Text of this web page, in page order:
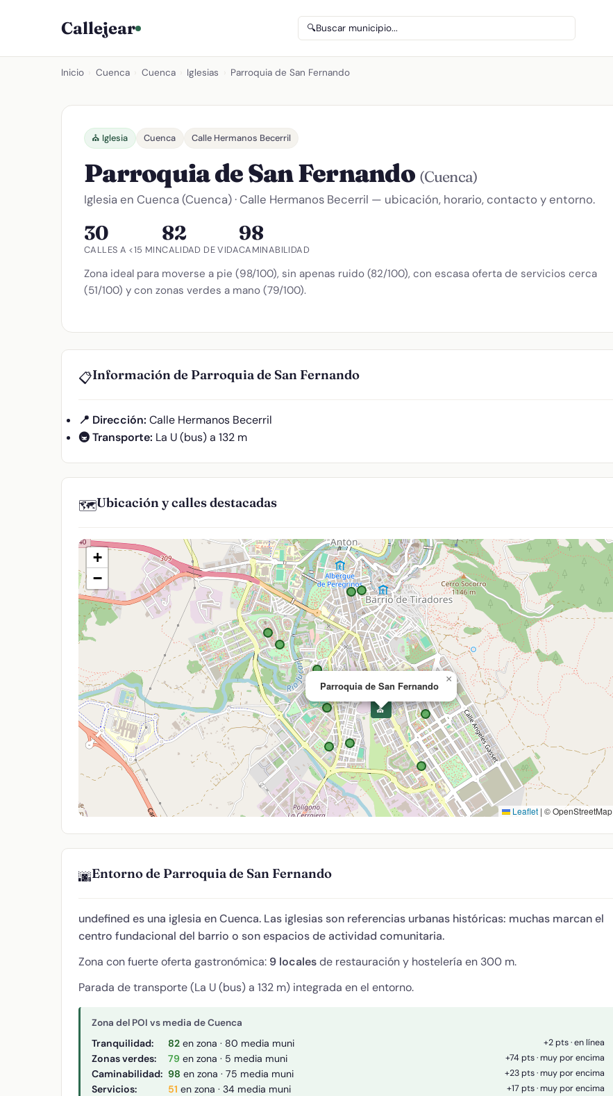
Callejear 🔍Buscar municipio...
Inicio Cuenca Cuenca Iglesias Parroquia de San Fernando
⛪ Iglesia Cuenca Calle Hermanos Becerril
Parroquia de San Fernando (Cuenca)
Iglesia en Cuenca (Cuenca) · Calle Hermanos Becerril — ubicación, horario, contacto y entorno.
30
CALLES A <15 MIN
82
CALIDAD DE VIDA
98
CAMINABILIDAD
Zona ideal para moverse a pie (98/100), sin apenas ruido (82/100), con escasa oferta de servicios cerca
(51/100) y con zonas verdes a mano (79/100).
📋Información de Parroquia de San Fernando
📍 Dirección: Calle Hermanos Becerril
🚇 Transporte: La U (bus) a 132 m
🗺️Ubicación y calles destacadas
⛪
Parroquia de San Fernando
×
+
−
Leaflet | © OpenStreetMap
🌆Entorno de Parroquia de San Fernando
undefined es una iglesia en Cuenca. Las iglesias son referencias urbanas históricas: muchas marcan el
centro fundacional del barrio o son espacios de actividad comunitaria.
Zona con fuerte oferta gastronómica: 9 localesde restauración y hostelería en 300 m.
Parada de transporte (La U (bus) a 132 m) integrada en el entorno.
Zona del POI vs media de Cuenca
Tranquilidad: 82 en zona · 80 media muni +2 pts · en línea
Zonas verdes: 79 en zona · 5 media muni +74 pts · muy por encima
Caminabilidad: 98 en zona · 75 media muni +23 pts · muy por encima
Servicios: 51 en zona · 34 media muni +17 pts · muy por encima